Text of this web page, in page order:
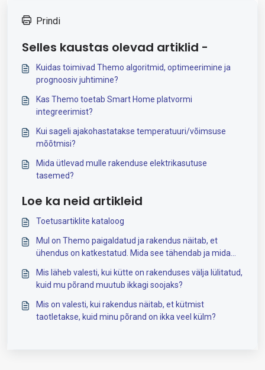
Prindi
Selles kaustas olevad artiklid -
Kuidas toimivad Themo algoritmid, optimeerimine ja
prognoosiv juhtimine?
Kas Themo toetab Smart Home platvormi
integreerimist?
Kui sageli ajakohastatakse temperatuuri/võimsuse
mõõtmisi?
Mida ütlevad mulle rakenduse elektrikasutuse
tasemed?
Loe ka neid artikleid
Toetusartiklite kataloog
Mul on Themo paigaldatud ja rakendus näitab, et
ühendus on katkestatud. Mida see tähendab ja mida
Mis läheb valesti, kui kütte on rakenduses välja lülitatud,
kuid mu põrand muutub ikkagi soojaks?
Mis on valesti, kui rakendus näitab, et kütmist
taotletakse, kuid minu põrand on ikka veel külm?